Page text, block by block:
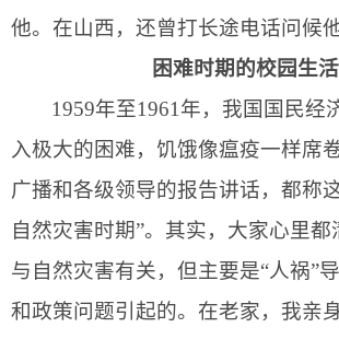
他。在山西，还曾打长途电话问候他
困难时期的校园生活
1959年至1961 年，我国国民经
入极大的困难，饥饿像瘟疫一样席
广播和各级领导的报告讲话，都称
自然灾害时期”。其实，大家心里
与自然灾害有关，但主要是“人祸”
和政策问题引起的。在老家，我亲